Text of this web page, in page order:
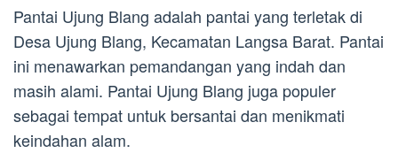
Pantai Ujung Blang adalah pantai yang terletak di
Desa Ujung Blang, Kecamatan Langsa Barat. Pantai
ini menawarkan pemandangan yang indah dan
masih alami. Pantai Ujung Blang juga populer
sebagai tempat untuk bersantai dan menikmati
keindahan alam.